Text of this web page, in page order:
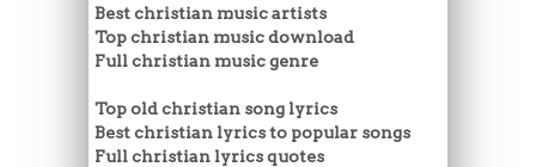
Best christian music artists
Top christian music download
Full christian music genre
Top old christian song lyrics
Best christian lyrics to popular songs
Full christian lyrics quotes